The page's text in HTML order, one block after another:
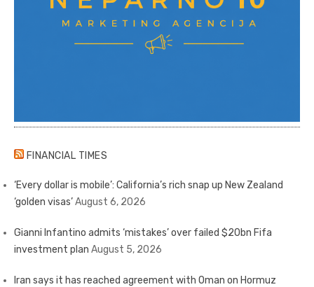
FINANCIAL TIMES
‘Every dollar is mobile’: California’s rich snap up New Zealand
‘golden visas’August 6, 2026
Gianni Infantino admits ‘mistakes’ over failed $20bn Fifa
investment plan August 5, 2026
Iran says it has reached agreement with Oman on Hormuz